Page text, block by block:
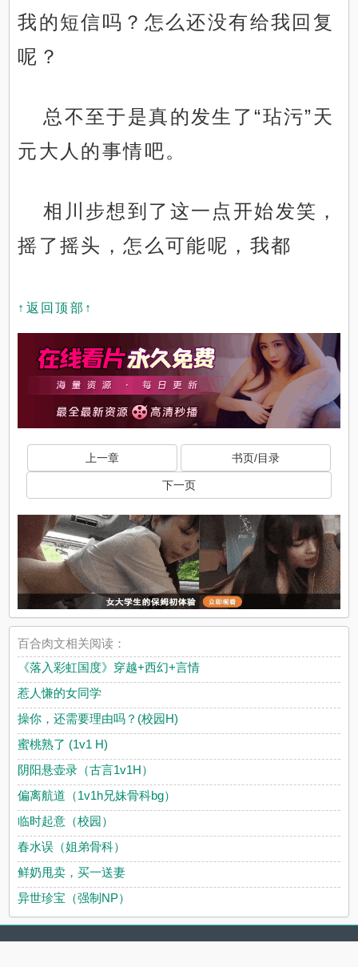
我的短信吗？怎么还没有给我回复
呢？
总不至于是真的发生了“玷污”天
元大人的事情吧。
相川步想到了这一点开始发笑，
摇了摇头，怎么可能呢，我都
↑返回顶部↑
上一章 书页/目录
下一页
百合肉文相关阅读：
《落入彩虹国度》穿越+西幻+言情
惹人慊的女同学
操你，还需要理由吗？(校园H)
蜜桃熟了 (1v1 H)
阴阳悬壶录（古言1v1H）
偏离航道（1v1h兄妹骨科bg）
临时起意（校园）
春水误（姐弟骨科）
鲜奶甩卖，买一送妻
异世珍宝（强制NP）